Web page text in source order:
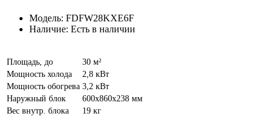
Модель: FDFW28KXE6F
Наличие: Есть в наличии
Площадь, до
30 м²
Мощность холода
2,8 кВт
Мощность обогрева 3,2 кВт
Наружный блок
600x860x238 мм
Вес внутр. блока
19 кг